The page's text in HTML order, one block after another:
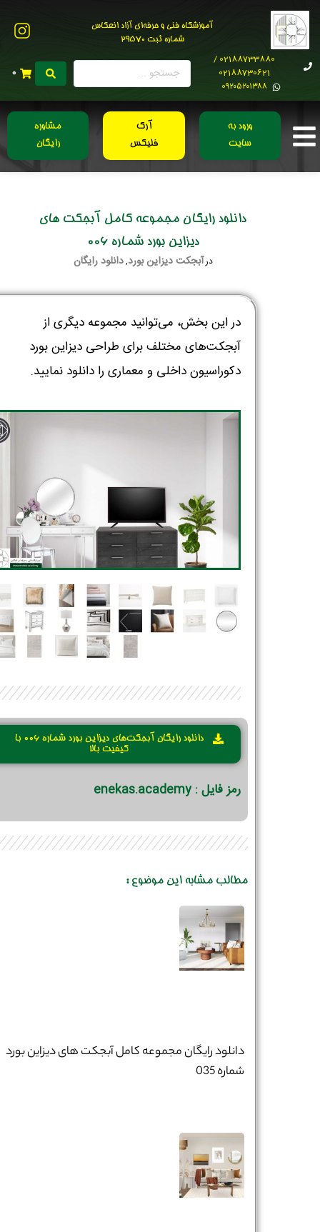
آموزشگاه فنی و حرفه‌ای آزاد انعکاس
شماره ثبت 29570
02188733880 /
02188730621
0۹۲۰۵۲۰۱۳۸۸
0
ورود به
سایت
آرک
فلیکس
مشاوره
رایگان
دانلود رایگان مجموعه کامل آبجکت های
دیزاین بورد شماره 006
درآبجکت دیزاین بورد,دانلود رایگان
در این بخش، می‌توانید مجموعه دیگری از
آبجکت‌های مختلف برای طراحی دیزاین بورد
دکوراسیون داخلی و معماری را دانلود نمایید.‌
دانلود رایگان آبجکت‌های دیزاین بورد شماره 006 با
کیفیت بالا
رمز فایل : enekas.academy
مطالب مشابه این موضوع :
دانلود رایگان مجموعه کامل آبجکت های دیزاین بورد
شماره 035